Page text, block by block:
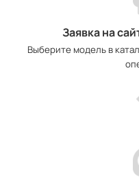
Заявка на
Выберите модель в